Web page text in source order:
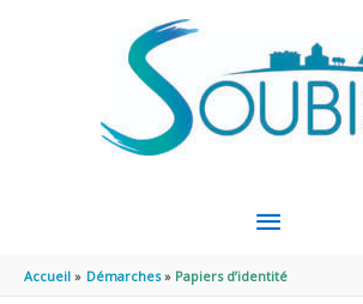
MENU
PRINCIPAL
Accueil Démarches Papiers d’identité